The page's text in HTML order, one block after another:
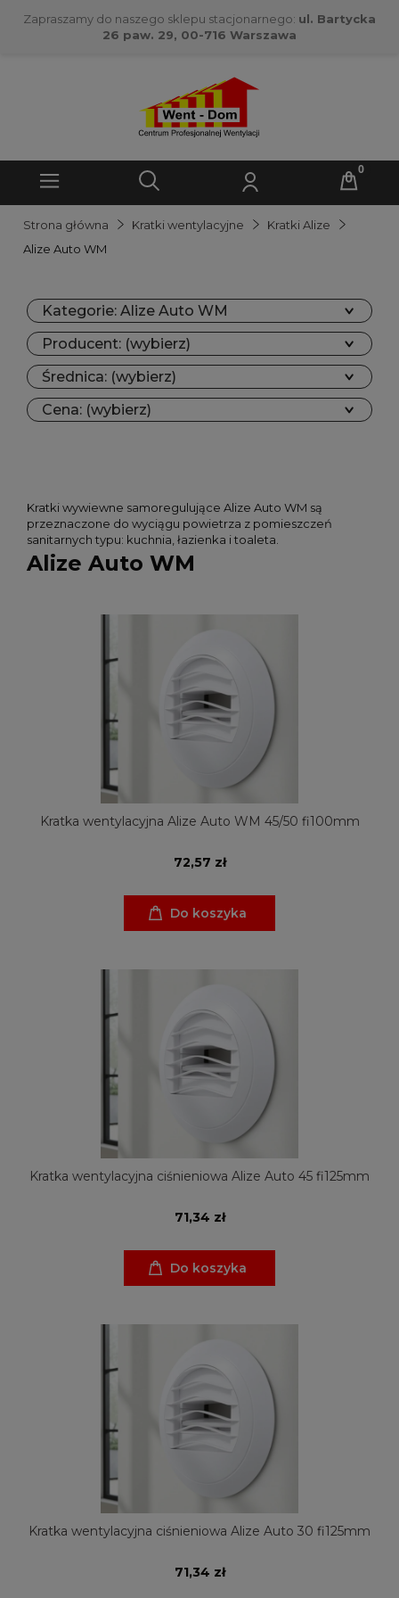
Zapraszamy do naszego sklepu stacjonarnego: ul. Bartycka
26 paw. 29, 00-716 Warszawa
Strona główna Kratki wentylacyjne
Kratki Alize
Alize Auto WM
Kategorie: Alize Auto WM
Producent: (wybierz)
Średnica: (wybierz)
Cena: (wybierz)
Kratki wywiewne samoregulujące Alize Auto WM są
przeznaczone do wyciągu powietrza z pomieszczeń
sanitarnych typu: kuchnia, łazienka i toaleta.
Alize Auto WM
Kratka wentylacyjna Alize Auto WM 45/50 fi100mm
72,57 zł
Do koszyka
Kratka wentylacyjna ciśnieniowa Alize Auto 45 fi125mm
71,34 zł
Do koszyka
Kratka wentylacyjna ciśnieniowa Alize Auto 30 fi125mm
71,34 zł